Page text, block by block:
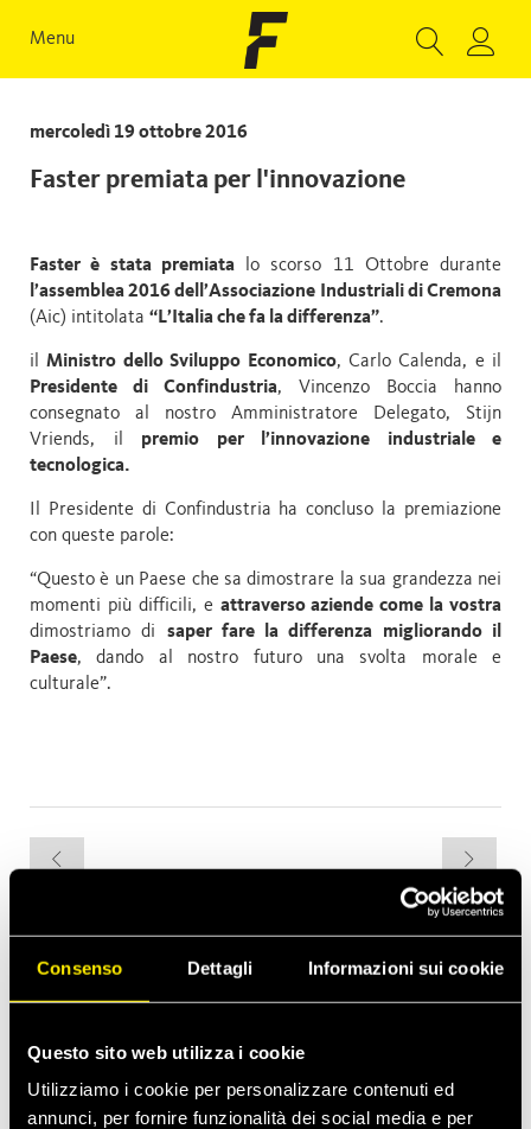
Consenso Dettagli Informazioni sui cookie
Questo sito web utilizza i cookie
Utilizziamo i cookie per personalizzare contenuti ed
annunci, per fornire funzionalità dei social media e per
Menu
mercoledì 19 ottobre 2016
Faster premiata per l'innovazione
Faster è stata premiatalo scorso 11 Ottobre durante
l’assemblea 2016 dell’Associazione Industriali di Cremona
(Aic) intitolata “L’Italia che fa la differenza”.
ilMinistro dello Sviluppo Economico, Carlo Calenda, e il
Presidente di Confindustria, Vincenzo Boccia hanno
consegnato al nostro Amministratore Delegato, Stijn
Vriends, il premio per l’innovazione industriale e
tecnologica.
Il Presidente di Confindustria ha concluso la premiazione
con queste parole:
“Questo è un Paese che sa dimostrare la sua grandezza nei
momenti più difficili, e attraverso aziende come la vostra
dimostriamo di saper fare la differenza migliorando il
Paese, dando al nostro futuro una svolta morale e
culturale”.
Le ultime news
Costruzioni
mar 2, 2026